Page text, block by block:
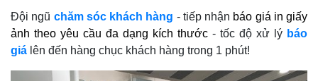
Đội ngũ chăm sóc khách hàng - tiếp nhận báo giá in giấy
ảnh theo yêu cầu đa dạng kích thước - tốc độ xử lý báo
giá lên đến hàng chục khách hàng trong 1 phút!